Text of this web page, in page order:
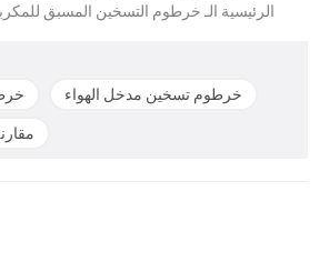
الرئيسية الـ خرطوم التسخين المسبق
الهواء لدعم التشغيل البارد ومنع تجمد
خرطوم تسخين مدخل الهواء